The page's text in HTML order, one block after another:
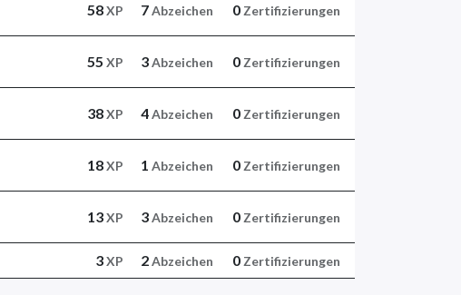
58XP 7Abzeichen 0 Zertifizierungen
55 XP 3Abzeichen 0 Zertifizierungen
38XP 4Abzeichen 0 Zertifizierungen
18XP 1 Abzeichen 0 Zertifizierungen
13XP 3Abzeichen 0 Zertifizierungen
3XP 2Abzeichen 0 Zertifizierungen